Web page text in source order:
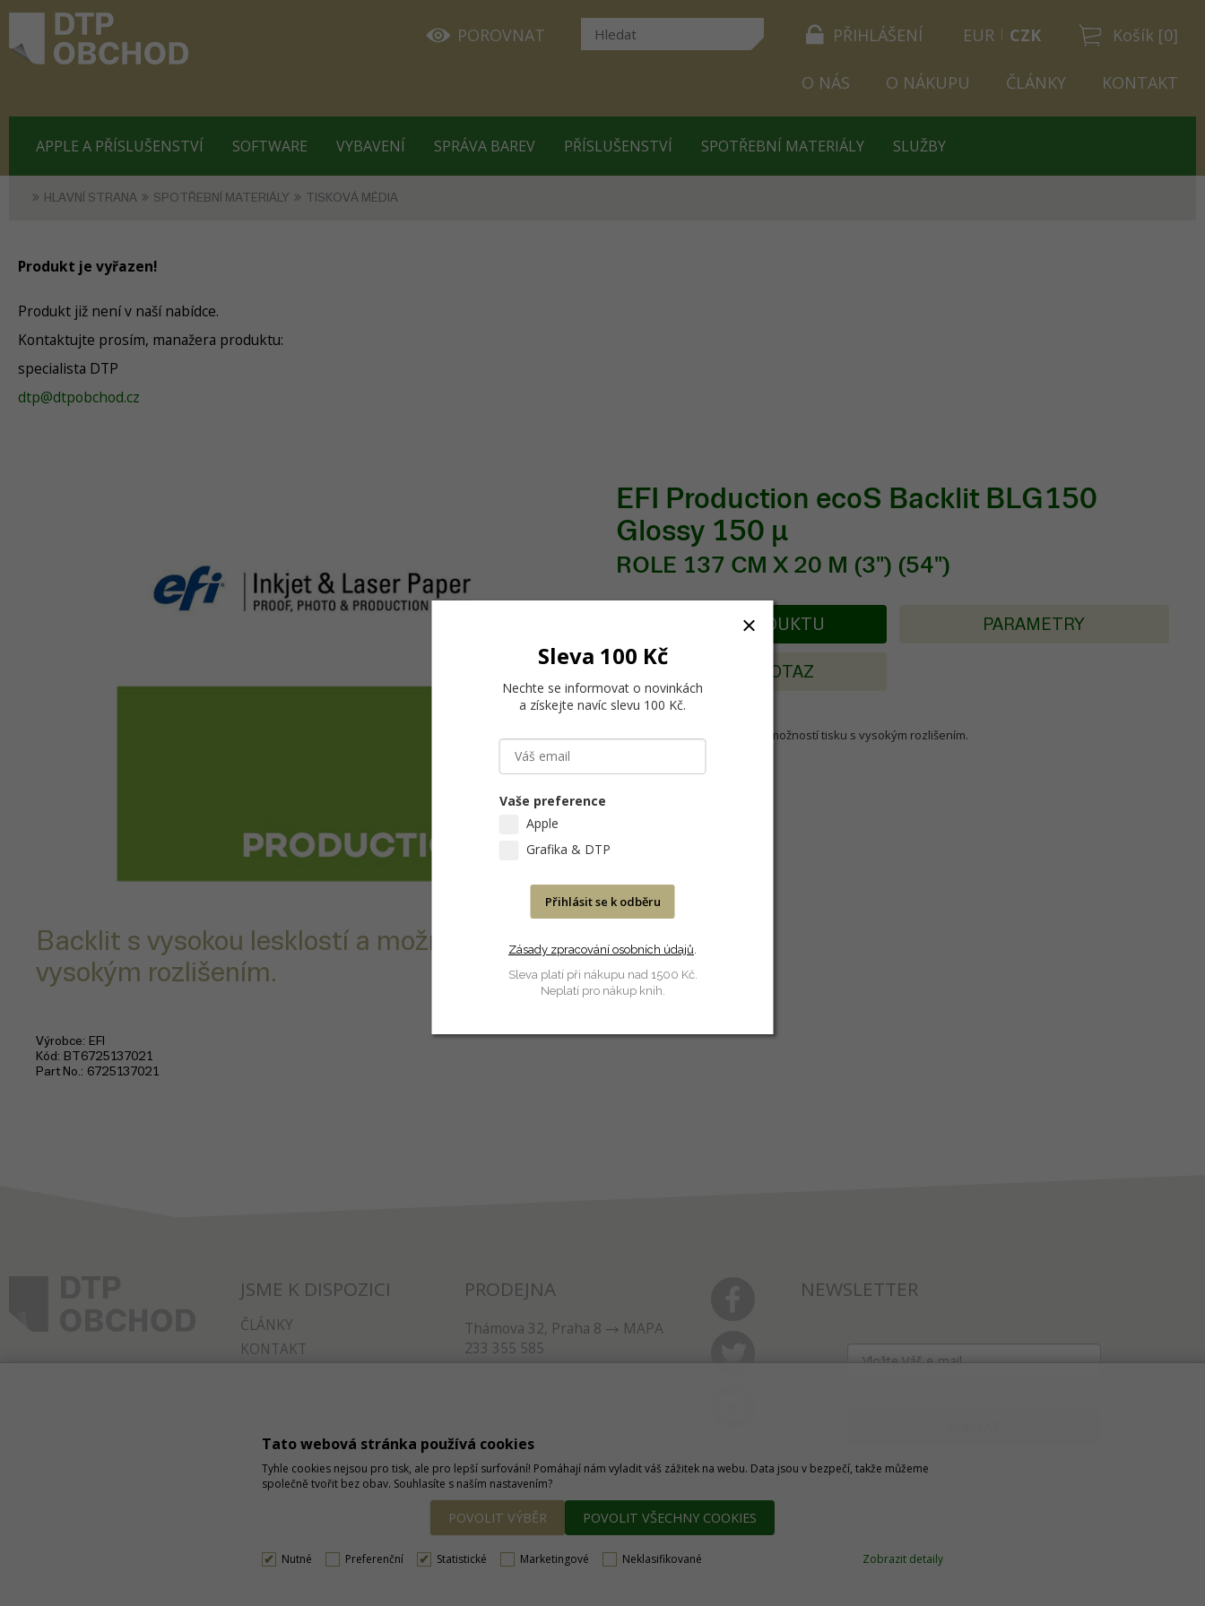
PŘIHLÁŠENÍ Košík [0]
POROVNAT EUR CZK
O NÁS O NÁKUPU ČLÁNKY KONTAKT
APPLE A PŘÍSLUŠENSTVÍ SOFTWARE VYBAVENÍ SPRÁVA BAREV PŘÍSLUŠENSTVÍ SPOTŘEBNÍ MATERIÁLY SLUŽBY
HLAVNÍ STRANA SPOTŘEBNÍ MATERIÁLY TISKOVÁ MÉDIA
Produkt je vyřazen!
Produkt již není v naší nabídce.
Kontaktujte prosím, manažera produktu:
specialista DTP
dtp@dtpobchod.cz
EFI Production ecoS Backlit BLG150
Glossy 150 µ
ROLE 137 CM X 20 M (3") (54")
Backlit s vysokou lesklostí a možností tisku s
vysokým rozlišením.
Výrobce
EFI
Kód
BT6725137021
Part No.
6725137021
POPIS PRODUKTU PARAMETRY
POSLAT DOTAZ
Backlit s vysokou lesklostí a možností tisku s vysokým rozlišením.
JSME K DISPOZICI
ČLÁNKY
KONTAKT
PRODEJNA
Thámova 32, Praha 8
MAPA
233 355 585
NEWSLETTER
Tato webová stránka používá cookies
Tyhle cookies nejsou pro tisk, ale pro lepší surfování! Pomáhají nám vyladit váš zážitek na webu. Data jsou v bezpečí, takže můžeme
společně tvořit bez obav. Souhlasíte s naším nastavením?
POVOLIT VÝBĚR POVOLIT VŠECHNY COOKIES
Nutné Preferenční Statistické Marketingové Neklasifikované Zobrazit detaily
Sleva 100 Kč
Nechte se informovat o novinkách
a získejte navíc slevu 100 Kč.
Vaše preference
Apple
Grafika & DTP
Přihlásit se k odběru
Zásady zpracování osobních údajů.
Sleva platí při nákupu nad 1500 Kč.
Neplatí pro nákup knih.